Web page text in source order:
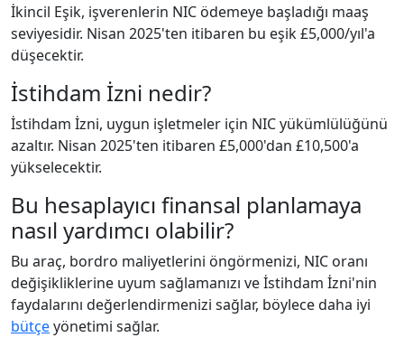
İkincil Eşik, işverenlerin NIC ödemeye başladığı maaş
seviyesidir. Nisan 2025'ten itibaren bu eşik £5,000/yıl'a
düşecektir.
İstihdam İzni nedir?
İstihdam İzni, uygun işletmeler için NIC yükümlülüğünü
azaltır. Nisan 2025'ten itibaren £5,000'dan £10,500'a
yükselecektir.
Bu hesaplayıcı finansal planlamaya
nasıl yardımcı olabilir?
Bu araç, bordro maliyetlerini öngörmenizi, NIC oranı
değişikliklerine uyum sağlamanızı ve İstihdam İzni'nin
faydalarını değerlendirmenizi sağlar, böylece daha iyi
bütçeyönetimi sağlar.